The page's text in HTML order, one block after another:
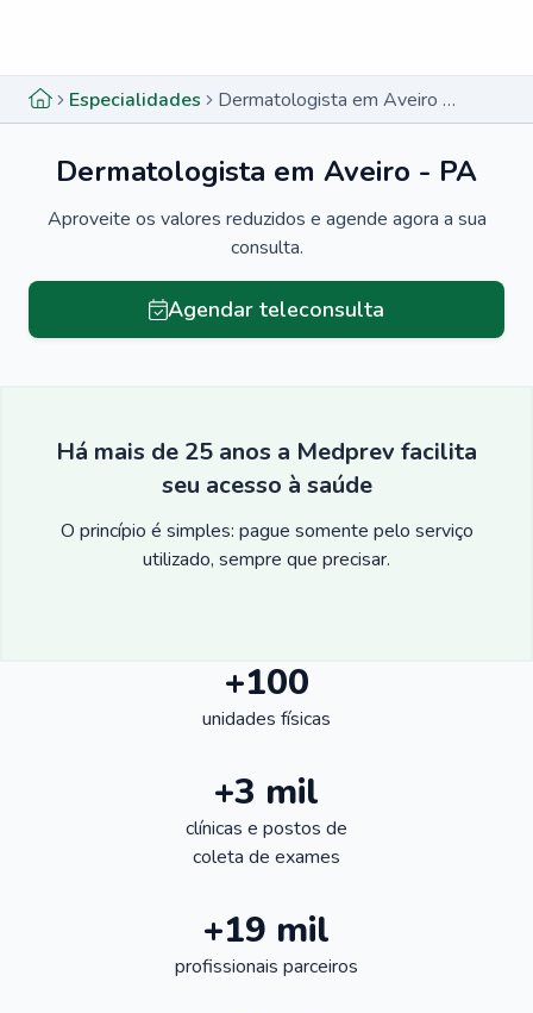
Especialidades Dermatologista em Aveiro - PA
Dermatologista em Aveiro - PA
Aproveite os valores reduzidos e agende agora a sua
consulta.
Agendar teleconsulta
Há mais de 25 anos a Medprev facilita
seu acesso à saúde
O princípio é simples: pague somente pelo serviço
utilizado, sempre que precisar.
+100
unidades físicas
+3 mil
clínicas e postos de
coleta de exames
+19 mil
profissionais parceiros